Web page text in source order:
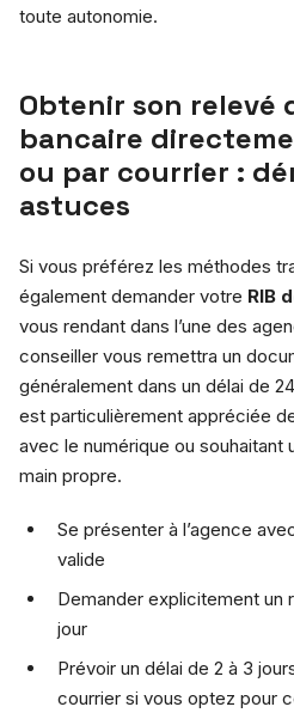
toute autonomie.
Obtenir son relevé
bancaire
ou par courrier :
astuces
Si vous préférez les méthodes
également demander votre RIB
vous rendant dans l’une des
conseiller vous remettra un
généralement dans un délai de
est particulièrement appréciée
avec le numérique ou souhaitant
main propre.
Se présenter à l’agence
valide
Demander explicitement un
jour
Prévoir un délai de 2 à 3
courrier si vous optez pour